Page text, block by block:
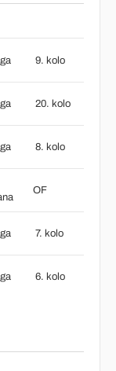
9. kolo
20. kolo
8. kolo
OF
7. kolo
6. kolo